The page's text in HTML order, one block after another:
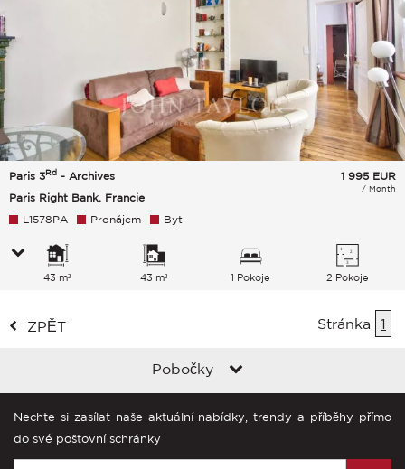
Paris 3Rd - Archives
Paris Right Bank, Francie
1 995 EUR
/ Month
L1578PA Pronájem Byt
43 m² 43 m² 1 Pokoje 2 Pokoje
ZPĚT Stránka 1
Pobočky
Nechte si zasílat naše aktuální nabídky, trendy a příběhy přímo
do své poštovní schránky